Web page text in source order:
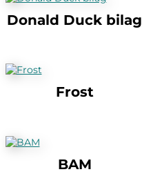
Donald Duck bilag
Frost
BAM